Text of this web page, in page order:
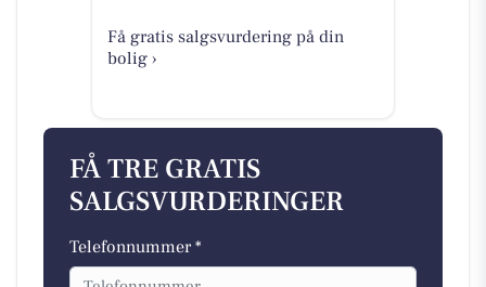
Få gratis salgsvurdering på din
bolig ›
FÅ TRE GRATIS
SALGSVURDERINGER
Telefonnummer *